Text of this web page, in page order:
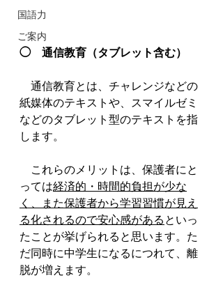
国語力
ご案内
◯　通信教育（タブレット含む）
通信教育とは、チャレンジなどの
紙媒体のテキストや、スマイルゼミ
などのタブレット型のテキストを指
します。
これらのメリットは、保護者にと
っては経済的・時間的負担が少な
く、また保護者から学習習慣が見え
る化されるので安心感があるといっ
たことが挙げられると思います。た
だ同時に中学生になるにつれて、離
脱が増えます。